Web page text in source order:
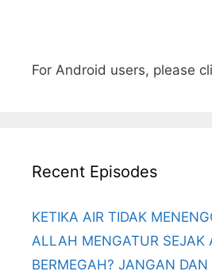
For Android users, please
Recent Episodes
KETIKA AIR TIDAK
ALLAH MENGATUR SEJAK
BERMEGAH? JANGAN DAN